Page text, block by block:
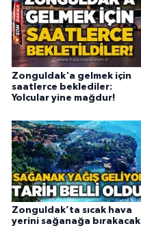
Zonguldak'a gelmek için
saatlerce beklediler:
Yolcular yine mağdur!
Zonguldak’ta sıcak hava
yerini sağanağa bırakacak